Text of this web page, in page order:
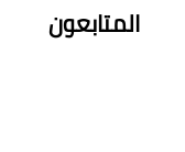
وزارة الداخليةالمتابعون